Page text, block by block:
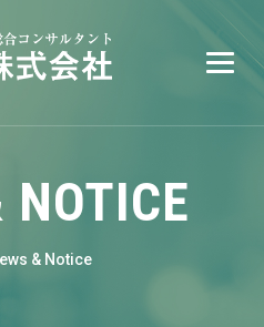
NOTICE
& Notice